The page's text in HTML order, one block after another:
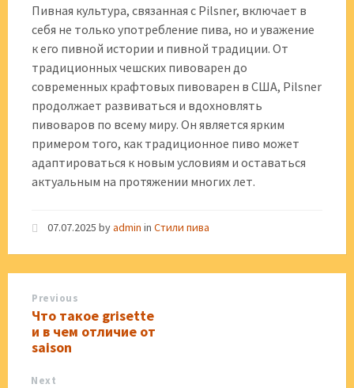
Пивная культура, связанная с Pilsner, включает в
себя не только употребление пива, но и уважение
к его пивной истории и пивной традиции. От
традиционных чешских пивоварен до
современных крафтовых пивоварен в США, Pilsner
продолжает развиваться и вдохновлять
пивоваров по всему миру. Он является ярким
примером того, как традиционное пиво может
адаптироваться к новым условиям и оставаться
актуальным на протяжении многих лет.
07.07.2025 byadmin in Стили пива
Previous
Что такое grisette
и в чем отличие от
saison
Next